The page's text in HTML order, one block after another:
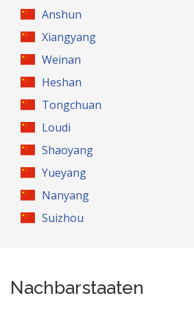
Anshun
Xiangyang
Weinan
Heshan
Tongchuan
Loudi
Shaoyang
Yueyang
Nanyang
Suizhou
Nachbarstaaten